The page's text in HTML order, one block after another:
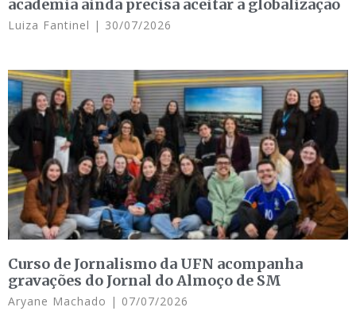
academia ainda precisa aceitar a globalização
Luiza Fantinel 30/07/2026
Curso de Jornalismo da UFN acompanha
gravações do Jornal do Almoço de SM
Aryane Machado 07/07/2026